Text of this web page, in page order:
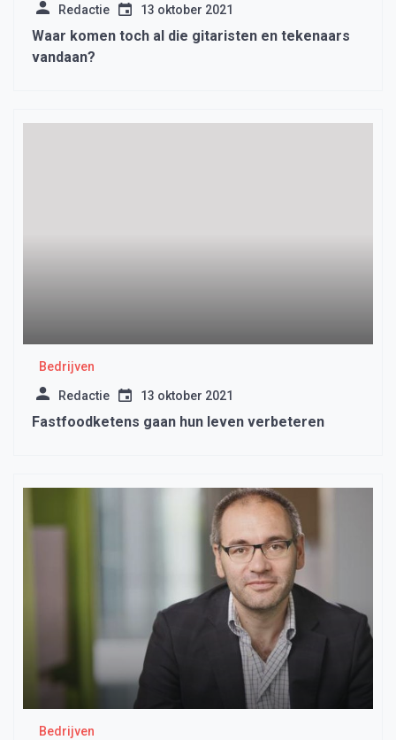
Redactie 13 oktober 2021
Waar komen toch al die gitaristen en tekenaars
vandaan?
Bedrijven
Redactie 13 oktober 2021
Fastfoodketens gaan hun leven verbeteren
Bedrijven